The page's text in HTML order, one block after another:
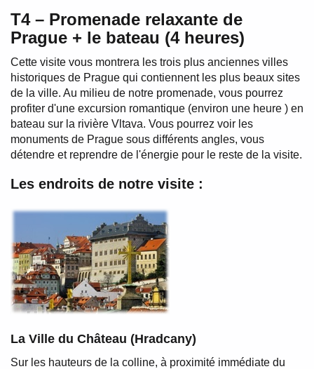
T4 – Promenade relaxante de
Prague + le bateau (4 heures)
Cette visite vous montrera les trois plus anciennes villes
historiques de Prague qui contiennent les plus beaux sites
de la ville. Au milieu de notre promenade, vous pourrez
profiter d'une excursion romantique (environ une heure ) en
bateau sur la rivière Vltava. Vous pourrez voir les
monuments de Prague sous différents angles, vous
détendre et reprendre de l'énergie pour le reste de la visite.
Les endroits de notre visite :
La Ville du Château (Hradcany)
Sur les hauteurs de la colline, à proximité immédiate du